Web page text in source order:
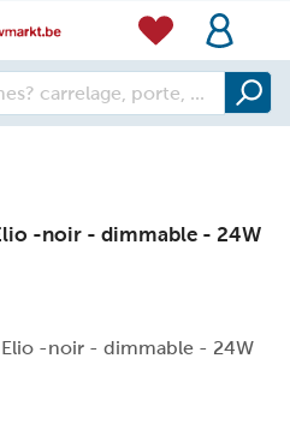
-noir - dimmable - 24W